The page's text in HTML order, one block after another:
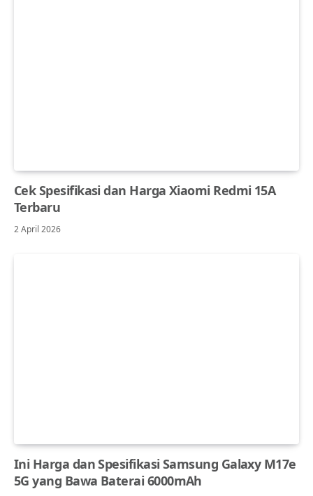
Cek Spesifikasi dan Harga Xiaomi Redmi 15A
Terbaru
2 April 2026
Ini Harga dan Spesifikasi Samsung Galaxy M17e
5G yang Bawa Baterai 6000mAh